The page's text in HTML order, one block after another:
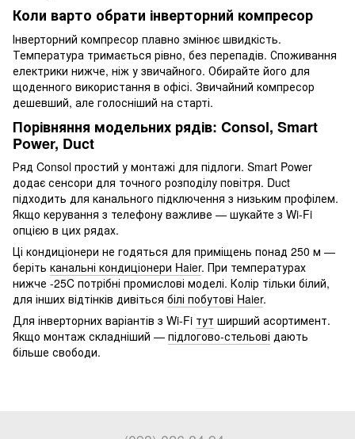
Коли варто обрати інверторний компресор
Інверторний компресор плавно змінює швидкість.
Температура тримається рівно, без перепадів. Споживання
електрики нижче, ніж у звичайного. Обирайте його для
щоденного використання в офісі. Звичайний компресор
дешевший, але голосніший на старті.
Порівняння модельних рядів: Consol, Smart
Power, Duct
Ряд Consol простий у монтажі для підлоги. Smart Power
додає сенсори для точного розподілу повітря. Duct
підходить для канального підключення з низьким профілем.
Якщо керування з телефону важливе — шукайте з Wi-Fi
опцією в цих рядах.
Ці кондиціонери не годяться для приміщень понад 250 м —
беріть канальні кондиціонери Haier. При температурах
нижче -25C потрібні промислові моделі. Колір тільки білий,
для інших відтінків дивіться білі побутові Haier.
Для інверторних варіантів з Wi-Fi тут ширший асортимент.
Якщо монтаж складніший — підлогово-стельові дають
більше свободи.